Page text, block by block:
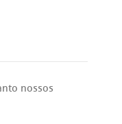
nossos